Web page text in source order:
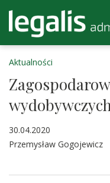
Aktualności
30.04.2020
Przemysław Gogojewicz